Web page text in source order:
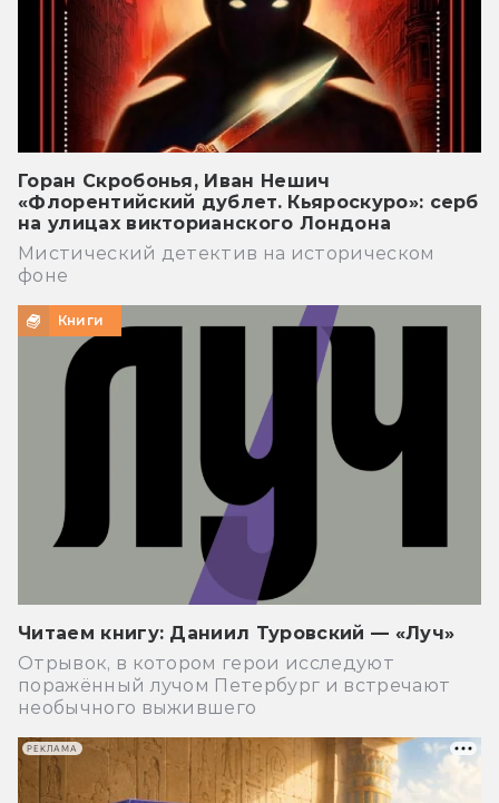
Горан Скробонья, Иван Нешич
«Флорентийский дублет. Кьяроскуро»: серб
на улицах викторианского Лондона
Мистический детектив на историческом
фоне
Книги
Читаем книгу: Даниил Туровский — «Луч»
Отрывок, в котором герои исследуют
поражённый лучом Петербург и встречают
необычного выжившего
РЕКЛАМА